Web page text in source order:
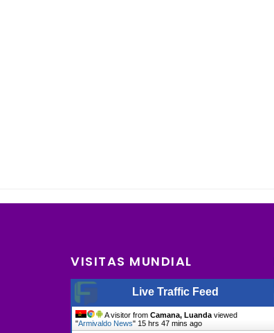
VISITAS MUNDIAL
Live Traffic Feed
A visitor from Camana, Luanda viewed
"Armivaldo News" 15 hrs 47 mins ago